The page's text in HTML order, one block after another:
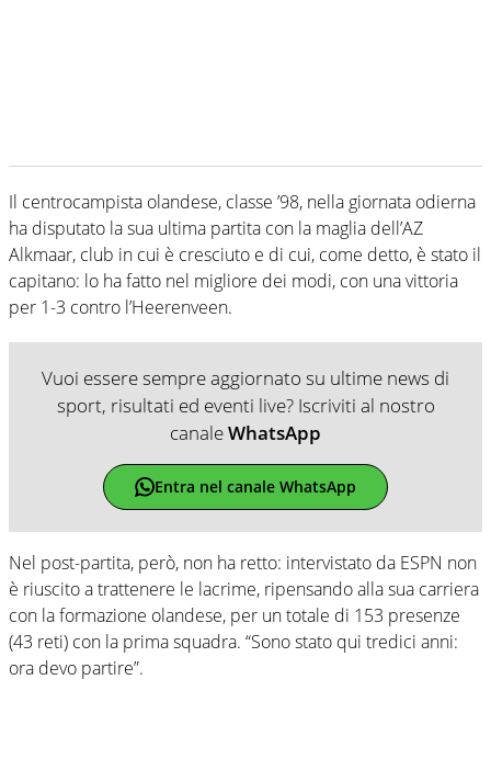
Il centrocampista olandese, classe ’98, nella giornata odierna
ha disputato la sua ultima partita con la maglia dell’AZ
Alkmaar, club in cui è cresciuto e di cui, come detto, è stato il
capitano: lo ha fatto nel migliore dei modi, con una vittoria
per 1-3 contro l’Heerenveen.
Vuoi essere sempre aggiornato su ultime news di
sport, risultati ed eventi live? Iscriviti al nostro
canaleWhatsApp
Entra nel canale WhatsApp
Nel post-partita, però, non ha retto: intervistato da ESPN non
è riuscito a trattenere le lacrime, ripensando alla sua carriera
con la formazione olandese, per un totale di 153 presenze
(43 reti) con la prima squadra. “Sono stato qui tredici anni:
ora devo partire”.